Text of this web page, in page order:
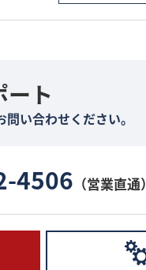
ート
い合わせください。
4506 （営業直通）